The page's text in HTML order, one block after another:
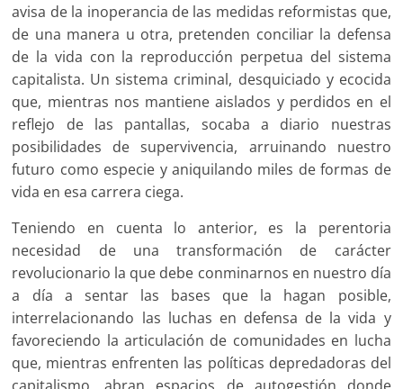
avisa de la inoperancia de las medidas reformistas que,
de una manera u otra, pretenden conciliar la defensa
de la vida con la reproducción perpetua del sistema
capitalista. Un sistema criminal, desquiciado y ecocida
que, mientras nos mantiene aislados y perdidos en el
reflejo de las pantallas, socaba a diario nuestras
posibilidades de supervivencia, arruinando nuestro
futuro como especie y aniquilando miles de formas de
vida en esa carrera ciega.
Teniendo en cuenta lo anterior, es la perentoria
necesidad de una transformación de carácter
revolucionario la que debe conminarnos en nuestro día
a día a sentar las bases que la hagan posible,
interrelacionando las luchas en defensa de la vida y
favoreciendo la articulación de comunidades en lucha
que, mientras enfrenten las políticas depredadoras del